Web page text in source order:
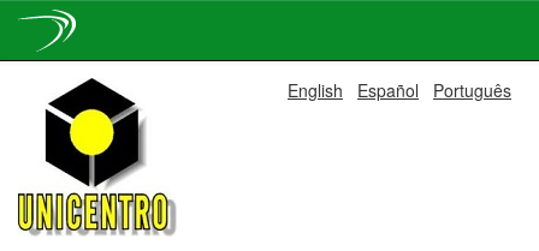
navigation
English Español Português